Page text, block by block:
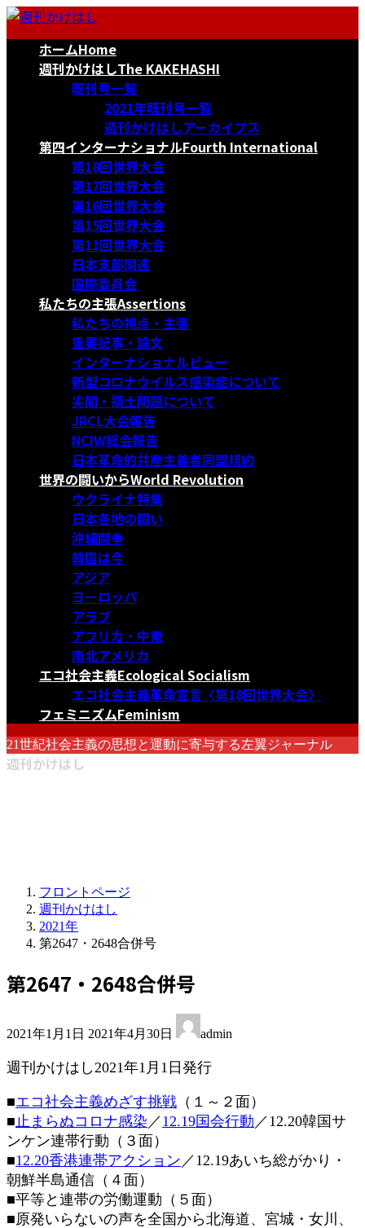
コ
ナ
ホームHome
週刊かけはしThe KAKEHASHI
既刊号一覧
2021年既刊号一覧
週刊かけはしアーカイブス
第四インターナショナルFourth International
第18回世界大会
第17回世界大会
第16回世界大会
第15回世界大会
第11回世界大会
日本支部関連
国際委員会
私たちの主張Assertions
私たちの視点・主張
重要記事・論文
インターナショナルビュー
新型コロナウイルス感染症について
尖閣・領土問題について
JRCL大会報告
NCIW総会報告
日本革命的共産主義者同盟規約
世界の闘いからWorld Revolution
ウクライナ特集
日本各地の闘い
沖縄闘争
韓国は今
アジア
ヨーロッパ
アラブ
アフリカ・中東
南北アメリカ
エコ社会主義Ecological Socialism
エコ社会主義革命宣言〈第18回世界大会〉
フェミニズムFeminism
21世紀社会主義の思想と運動に寄与する左翼ジャーナル
週刊かけはし
フロントページ
週刊かけはし
2021年
第2647・2648合併号
第2647・2648合併号
2021年1月1日 終
新
時
2021年4月30日 admin
週刊かけはし2021年1月1日発行
■エコ社会主義めざす挑戦 （１～２面）
■ 止まらぬコロナ感染 ／ 12.19国会行動 ／12.20韓国サ
ンケン連帯行動（３面）
■12.20香港連帯アクション ／12.19あいち総がかり・
朝鮮半島通信（４面）
■平等と連帯の労働運動（５面）
■原発いらないの声を全国から北海道、宮城・女川、